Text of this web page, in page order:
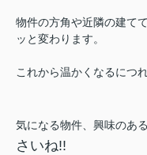
物件の方角や近隣の建て
ッと変わります。
これから温かくなるにつ
気になる物件、興味のあ
さいね!!